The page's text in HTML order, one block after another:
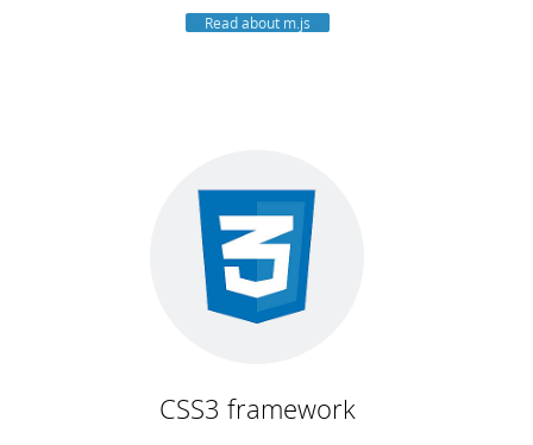
Read about m.js
CSS3 framework